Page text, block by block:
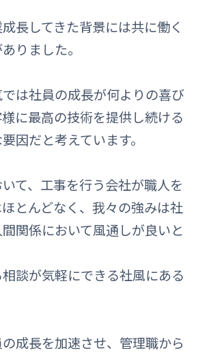
長してきた背景には共に働く
りました。
は社員の成長が何よりの喜び
に最高の技術を提供し続ける
因だと考えています。
て、工事を行う会社が職人を
とんどなく、我々の強みは社
関係において風通しが良いと
談が気軽にできる社風にある
成長を加速させ、管理職から